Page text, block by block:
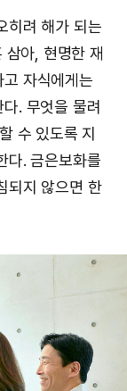
히려 해가 되는
삼아, 현명한 재
자식에게는
. 무엇을 물려
수 있도록 지
다. 금은보화를
되지 않으면 한